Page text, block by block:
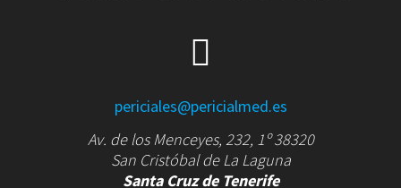
periciales@pericialmed.es
Av. de los Menceyes, 232, 1º 38320
San Cristóbal de La Laguna
Santa Cruz de Tenerife